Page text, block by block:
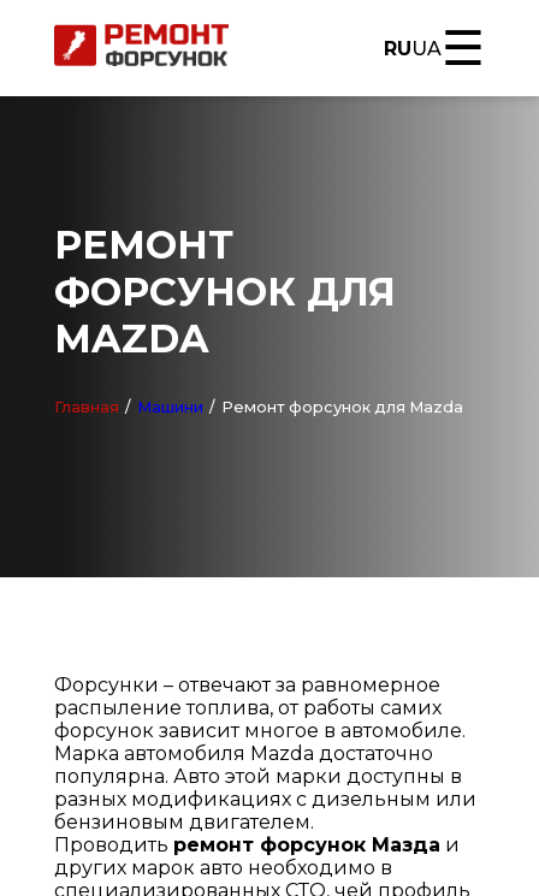
RUUA☰
РЕМОНТ
ФОРСУНОК ДЛЯ
MAZDA
Главная / Машини / Ремонт форсунок для Mazda
Форсунки – отвечают за равномерное
распыление топлива, от работы самих
форсунок зависит многое в автомобиле.
Марка автомобиля Mazda достаточно
популярна. Авто этой марки доступны в
разных модификациях с дизельным или
бензиновым двигателем.
Проводить ремонт форсунок Мазда и
других марок авто необходимо в
специализированных СТО, чей профиль